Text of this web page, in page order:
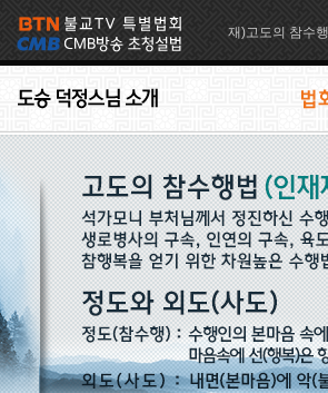
재)고도의 참수